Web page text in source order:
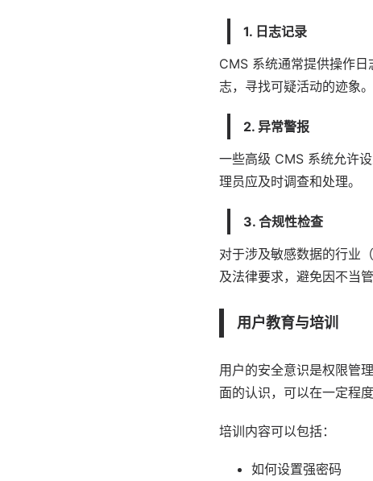
1. 日志记录
CMS 系统通常提供操作日
志，寻找可疑活动的迹象。
2. 异常警报
一些高级 CMS 系统允许
理员应及时调查和处理。
3. 合规性检查
对于涉及敏感数据的行业
及法律要求，避免因不当
用户教育与培训
用户的安全意识是权限管
面的认识，可以在一定程
培训内容可以包括：
如何设置强密码